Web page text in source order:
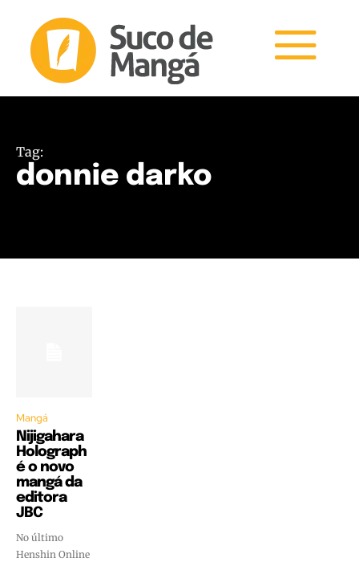
Tag:
donnie darko
Mangá
Nijigahara
Holograph
é o novo
mangá da
editora
JBC
No último
Henshin Online